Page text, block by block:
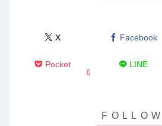
X Facebook
Pocket
0
LINE